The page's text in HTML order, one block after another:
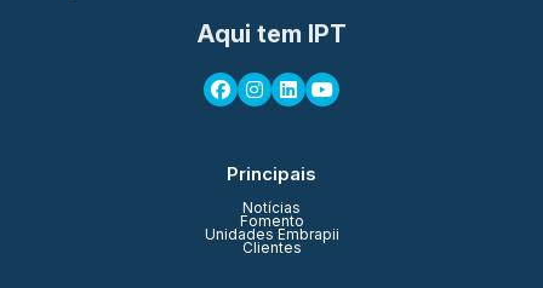
Aqui tem IPT
Principais
Notícias
Fomento
Unidades Embrapii
Clientes